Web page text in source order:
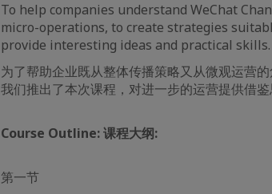
To help companies understand WeChat
micro-operations, to create strategies
provide interesting ideas and practical skills.
为了帮助企业既从整体传播策略又从微观运营
我们推出了本次课程，对进一步的运营提供借鉴
Course Outline: 课程大纲:
第一节